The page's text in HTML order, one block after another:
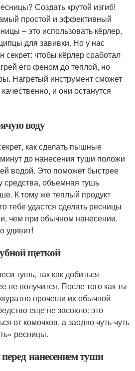
Создать крутой изгиб!
простой и эффективный
– это использовать кёрлер,
для завивки. Но у нас
секрет: чтобы кёрлер сработал
его феном до теплой, но
Нагретый инструмент сможет
и они останутся
воду
как сделать пышные
до нанесения туши положи
водой. Это поможет быстрее
средства, объемная тушь
К тому же теплый продукт
тебе удастся сделать ресницы
чем при обычном нанесении.
удивит!
щеткой
тушь, так как добиться
не получится. После того как ты
прочеши их обычной
еще не засохло: это
от комочков, а заодно чуть-чуть
ресницы.
нанесением туши